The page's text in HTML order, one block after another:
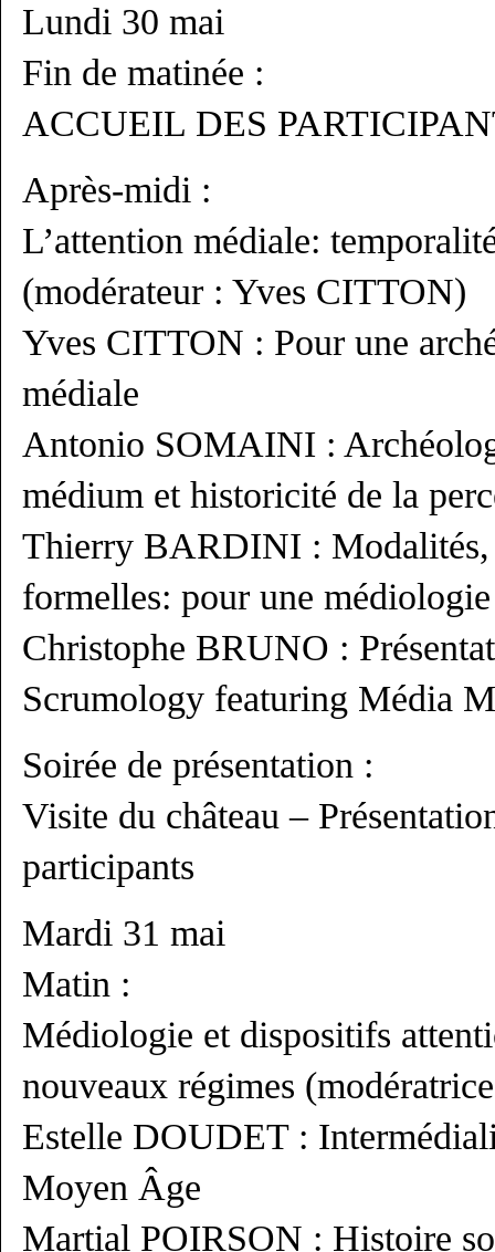
Lundi 30 mai
Fin de matinée :
ACCUEIL DES
Après-midi :
L’attention médiale:
(modérateur : Yves CITTON)
Yves CITTON : Pour une
médiale
Antonio SOMAINI :
médium et historicité de la
Thierry BARDINI : Modalités,
formelles: pour une
Christophe BRUNO :
Scrumology featuring Média
Soirée de présentation :
Visite du château –
participants
Mardi 31 mai
Matin :
Médiologie et dispositifs
nouveaux régimes
Estelle DOUDET :
Moyen Âge
Martial POIRSON : Histoire